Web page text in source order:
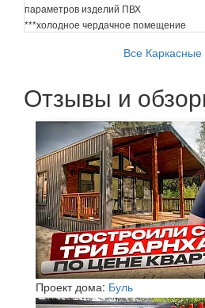
параметров изделий ПВХ
***холодное чердачное помещение
Все
Отзывы и
Проект дома: Буль